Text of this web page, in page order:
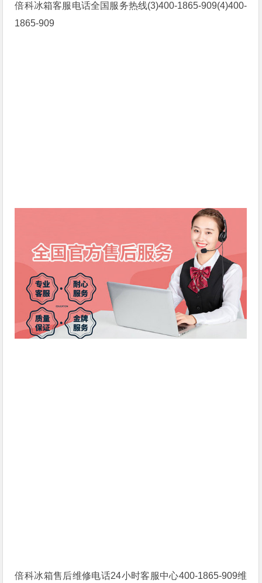
倍科冰箱客服电话全国服务热线(3)400-1865-909(4)400-
1865-909
倍科冰箱售后维修电话24小时客服中心400-1865-909维